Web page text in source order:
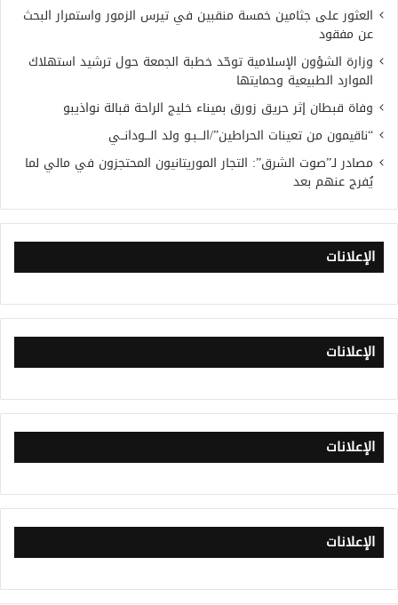
العثور على جثامين خمسة منقبين في تيرس الزمور واستمرار البحث
عن مفقود
وزارة الشؤون الإسلامية توحّد خطبة الجمعة حول ترشيد استهلاك
الموارد الطبيعية وحمايتها
وفاة قبطان إثر حريق زورق بميناء خليج الراحة قبالة نواذيبو
“ناقيمون من تعينات الحراطين”/الـــبـو ولد الـــودانــي
مصادر لـ”صوت الشرق”: التجار الموريتانيون المحتجزون في مالي لما
يُفرج عنهم بعد
الإعلانات
الإعلانات
الإعلانات
الإعلانات